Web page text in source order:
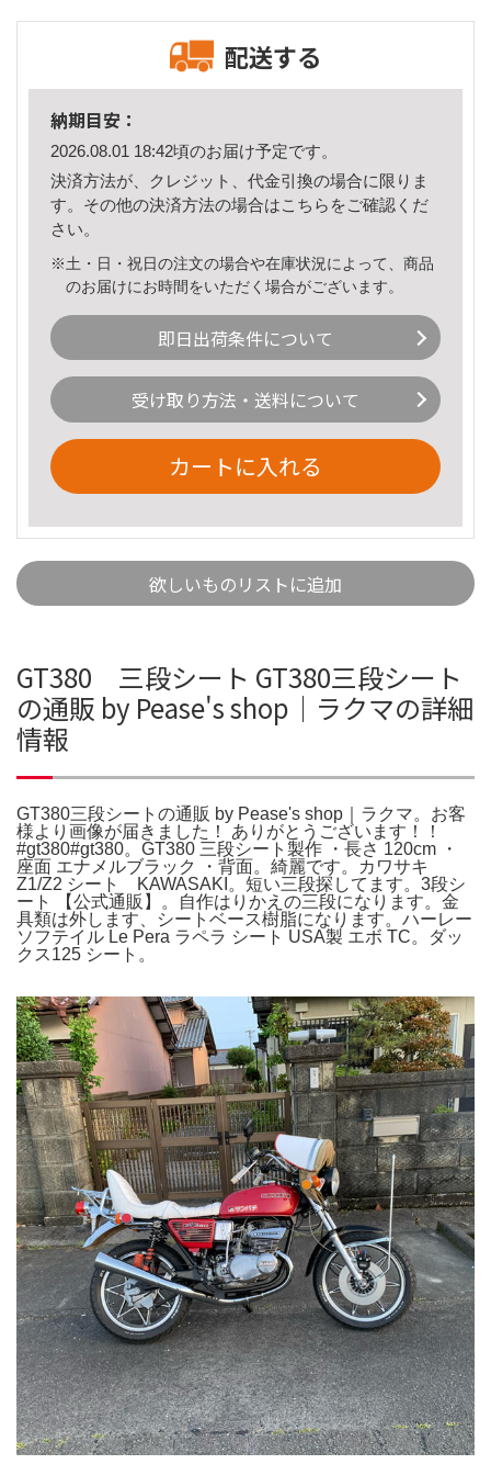
配送する
納期目安：
2026.08.01 18:42頃のお届け予定です。
決済方法が、クレジット、代金引換の場合に限りま
す。その他の決済方法の場合はこちら をご確認くだ
さい。
※土・日・祝日の注文の場合や在庫状況によって、商品
のお届けにお時間をいただく場合がございます。
即日出荷条件について
受け取り方法・送料について
カートに入れる
欲しいものリストに追加
GT380 三段シート GT380三段シート
の通販 by Pease's shop｜ラクマの詳細
情報
GT380三段シートの通販 by Pease's shop｜ラクマ。お客
様より画像が届きました！ ありがとうございます！！
#gt380#gt380。GT380 三段シート製作 ・長さ 120cm ・
座面 エナメルブラック ・背面。綺麗です。カワサキ
Z1/Z2 シート KAWASAKI。短い三段探してます。3段シ
ート 【公式通販】。自作はりかえの三段になります。金
具類は外します、シートベース樹脂になります。ハーレー
ソフテイル Le Pera ラペラ シート USA製 エボ TC。ダッ
クス125 シート。